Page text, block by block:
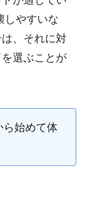
しやすいな
、それに対
選ぶことが
ら始めて体